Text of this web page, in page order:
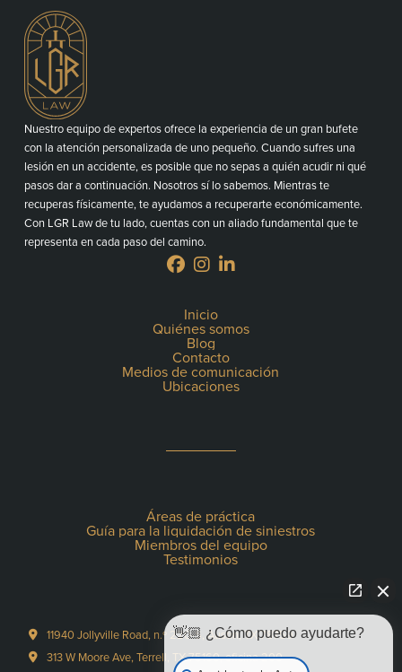
Nuestro equipo de expertos ofrece la experiencia de un gran bufete
con la atención personalizada de uno pequeño. Cuando sufres una
lesión en un accidente, es posible que no sepas a quién acudir ni qué
pasos dar a continuación. Nosotros sí lo sabemos. Mientras te
recuperas físicamente, te ayudamos a recuperarte económicamente.
Con LGR Law de tu lado, cuentas con un aliado fundamental que te
representa en cada paso del camino.
Inicio
Quiénes somos
Blog
Contacto
Medios de comunicación
Ubicaciones
Áreas de práctica
Guía para la liquidación de siniestros
Miembros del equipo
Testimonios
11940 Jollyville Road, n.º 220-S, Austin, TX 78759
313 W Moore Ave, Terrell, TX 75160, oficina 200
👋🏼 ¿Cómo puedo ayudarte?